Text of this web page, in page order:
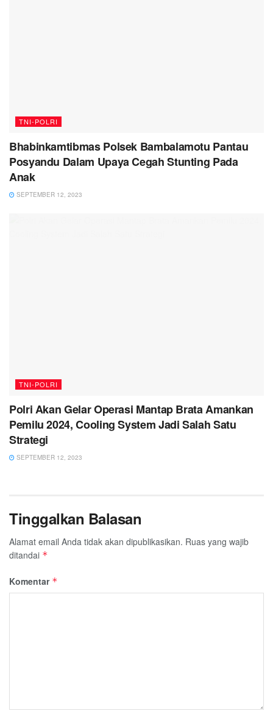
TNI-POLRI
Bhabinkamtibmas Polsek Bambalamotu Pantau
Posyandu Dalam Upaya Cegah Stunting Pada
Anak
SEPTEMBER 12, 2023
TNI-POLRI
Polri Akan Gelar Operasi Mantap Brata Amankan
Pemilu 2024, Cooling System Jadi Salah Satu
Strategi
SEPTEMBER 12, 2023
Tinggalkan Balasan
Alamat email Anda tidak akan dipublikasikan. Ruas yang wajib
ditandai *
Komentar *